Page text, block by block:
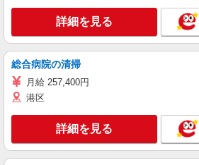
詳細を見る
総合病院の清掃
月給 257,400円
港区
詳細を見る